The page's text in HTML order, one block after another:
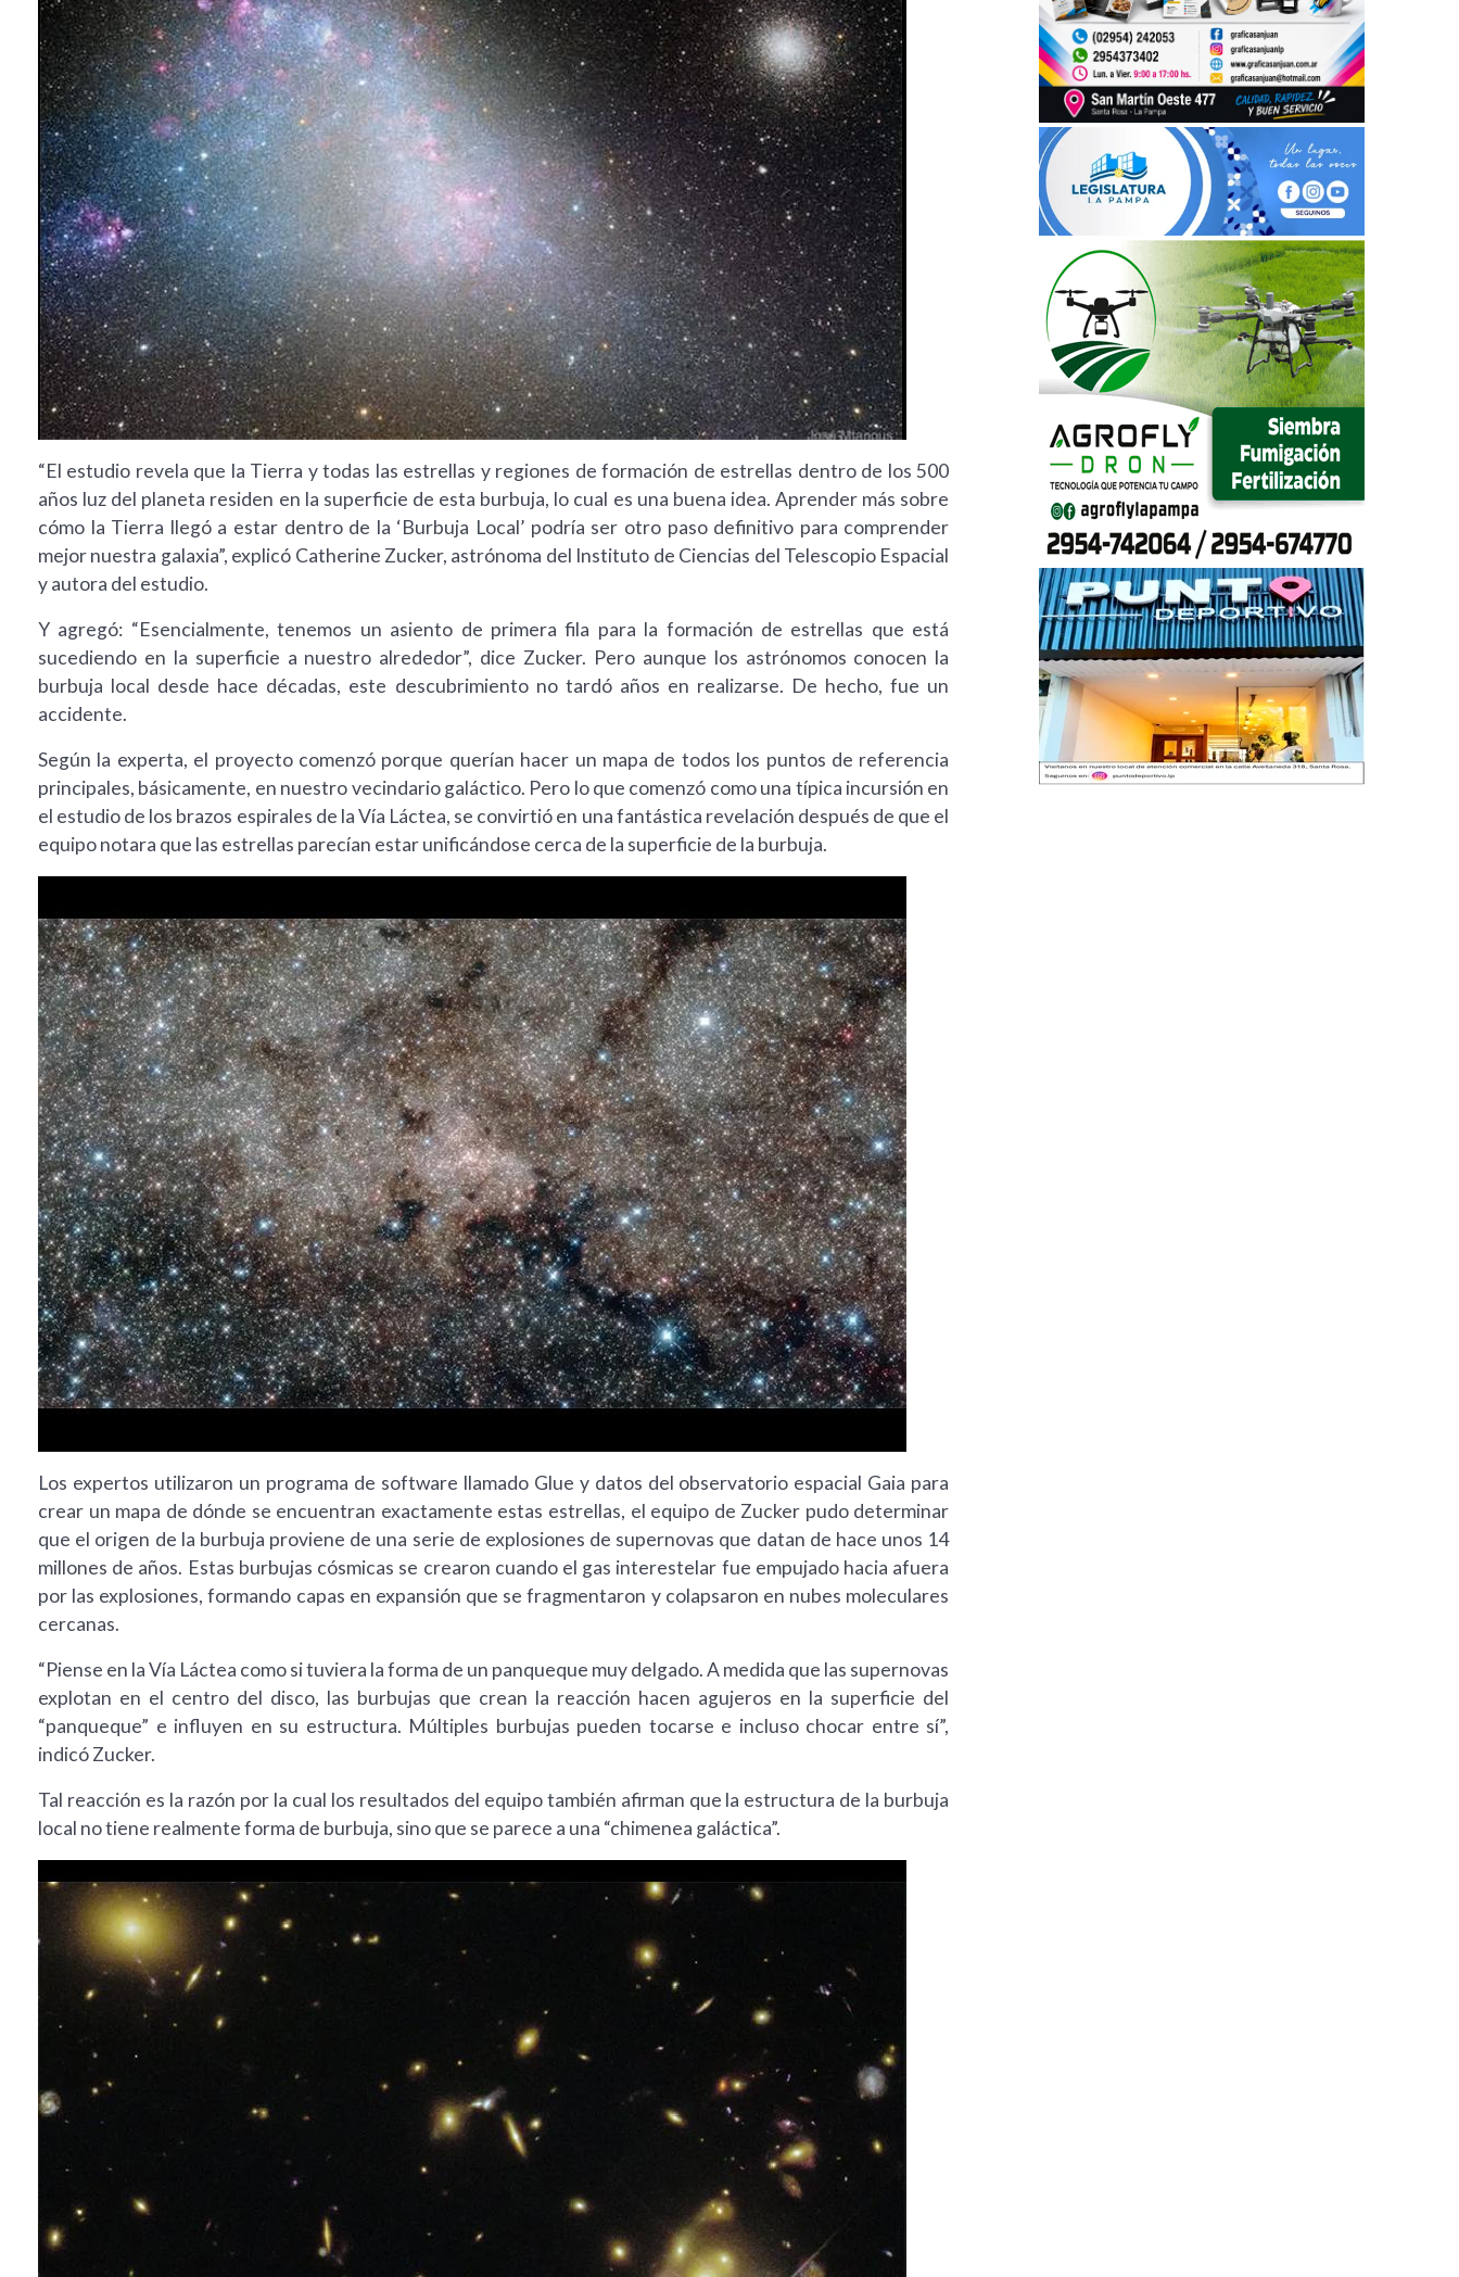
“El estudio revela que la Tierra y todas las estrellas y regiones de formación de estrellas dentro de los 500
años luz del planeta residen en la superficie de esta burbuja, lo cual es una buena idea. Aprender más sobre
cómo la Tierra llegó a estar dentro de la ‘Burbuja Local’ podría ser otro paso definitivo para comprender
mejor nuestra galaxia”, explicó Catherine Zucker, astrónoma del Instituto de Ciencias del Telescopio Espacial
y autora del estudio.
Y agregó: “Esencialmente, tenemos un asiento de primera fila para la formación de estrellas que está
sucediendo en la superficie a nuestro alrededor”, dice Zucker. Pero aunque los astrónomos conocen la
burbuja local desde hace décadas, este descubrimiento no tardó años en realizarse. De hecho, fue un
accidente.
Según la experta, el proyecto comenzó porque querían hacer un mapa de todos los puntos de referencia
principales, básicamente, en nuestro vecindario galáctico. Pero lo que comenzó como una típica incursión en
el estudio de los brazos espirales de la Vía Láctea, se convirtió en una fantástica revelación después de que el
equipo notara que las estrellas parecían estar unificándose cerca de la superficie de la burbuja.
Los expertos utilizaron un programa de software llamado Glue y datos del observatorio espacial Gaia para
crear un mapa de dónde se encuentran exactamente estas estrellas, el equipo de Zucker pudo determinar
que el origen de la burbuja proviene de una serie de explosiones de supernovas que datan de hace unos 14
millones de años. Estas burbujas cósmicas se crearon cuando el gas interestelar fue empujado hacia afuera
por las explosiones, formando capas en expansión que se fragmentaron y colapsaron en nubes moleculares
cercanas.
“Piense en la Vía Láctea como si tuviera la forma de un panqueque muy delgado. A medida que las supernovas
explotan en el centro del disco, las burbujas que crean la reacción hacen agujeros en la superficie del
“panqueque” e influyen en su estructura. Múltiples burbujas pueden tocarse e incluso chocar entre sí”,
indicó Zucker.
Tal reacción es la razón por la cual los resultados del equipo también afirman que la estructura de la burbuja
local no tiene realmente forma de burbuja, sino que se parece a una “chimenea galáctica”.